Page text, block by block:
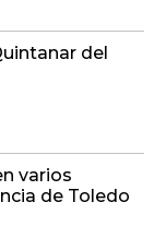
del
varios
de Toledo